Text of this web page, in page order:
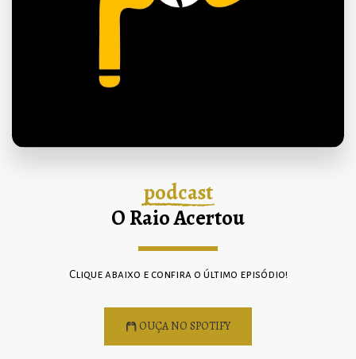
podcast
O Raio Acertou
Clique abaixo e confira o último episódio!
OUÇA NO SPOTIFY